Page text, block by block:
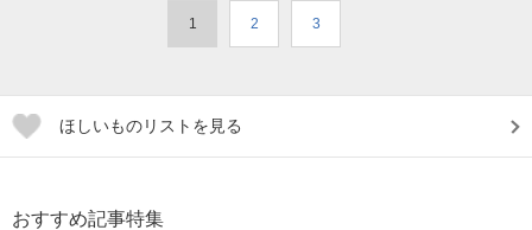
1 2 3
ほしいものリストを見る
おすすめ記事特集